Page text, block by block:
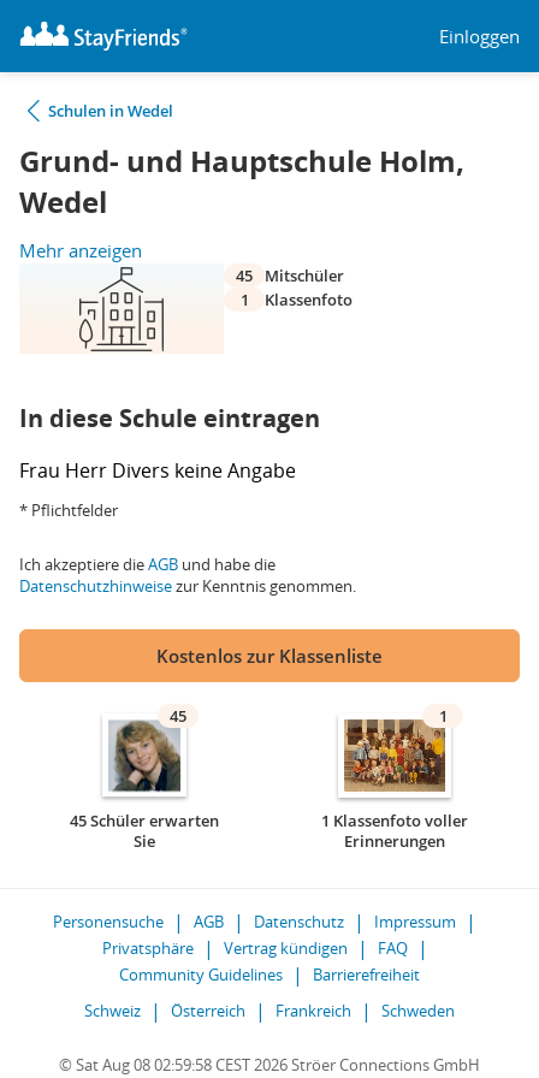
Einloggen
Schulen in Wedel
Grund- und Hauptschule Holm,
Wedel
Mehr anzeigen
45
Mitschüler
1
Klassenfoto
In diese Schule eintragen
Frau Herr Divers keine Angabe
* Pflichtfelder
Ich akzeptiere dieAGB und habe die
Datenschutzhinweisezur Kenntnis genommen.
Kostenlos zur Klassenliste
45
45 Schüler erwarten
Sie
1
1 Klassenfoto voller
Erinnerungen
Personensuche AGB Datenschutz
Impressum
Privatsphäre
Vertrag kündigen
FAQ
Community Guidelines
Barrierefreiheit
Schweiz
Österreich Frankreich Schweden
© Sat Aug 08 02:59:58 CEST 2026 Ströer Connections GmbH